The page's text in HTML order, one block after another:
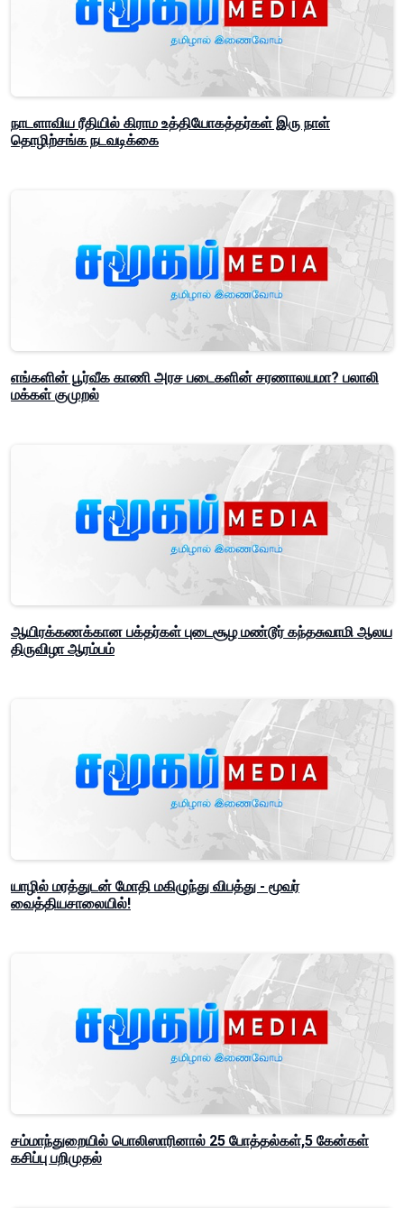
நாடளாவிய ரீதியில் கிராம உத்தியோகத்தர்கள் இரு நாள்
தொழிற்சங்க நடவடிக்கை
எங்களின் பூர்வீக காணி அரச படைகளின் சரணாலயமா? பலாலி
மக்கள் குமுறல்
ஆயிரக்கணக்கான பக்தர்கள் புடைசூழ மண்டூர் கந்தசுவாமி ஆலய
திருவிழா ஆரம்பம்
யாழில் மரத்துடன் மோதி மகிழுந்து விபத்து - மூவர்
வைத்தியசாலையில்!
சம்மாந்துறையில் பொலிஸாரினால் 25 போத்தல்கள்,5 கேன்கள்
கசிப்பு பறிமுதல்